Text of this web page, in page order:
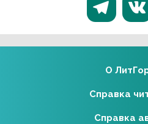
О
Справка
Справка